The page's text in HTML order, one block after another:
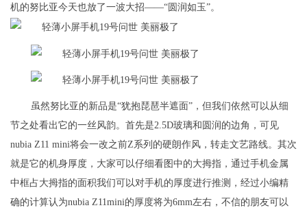
机的努比亚今天也放了一波大招——“圆润如玉”。
虽然努比亚的新品是“犹抱琵琶半遮面”，但我们依然可以从细
节之处看出它的一丝风韵。首先是2.5D玻璃和圆润的边角，可见
nubia Z11 mini将会一改之前Z系列的硬朗作风，转走文艺路线。其次
就是它的机身厚度，大家可以仔细看图中的大拇指，通过手机金属
中框占大拇指的面积我们可以对手机的厚度进行推测，经过小编精
确的计算认为nubia Z11mini的厚度将为6mm左右，不信的朋友可以